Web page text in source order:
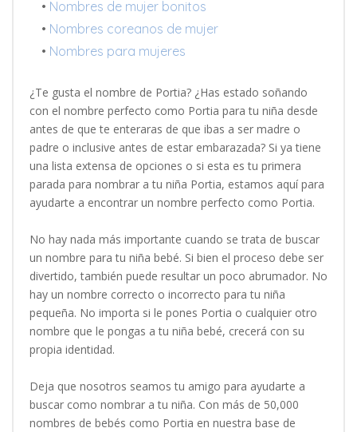
• Nombres de mujer bonitos
• Nombres coreanos de mujer
• Nombres para mujeres
¿Te gusta el nombre de Portia? ¿Has estado soñando
con el nombre perfecto como Portia para tu niña desde
antes de que te enteraras de que ibas a ser madre o
padre o inclusive antes de estar embarazada? Si ya tiene
una lista extensa de opciones o si esta es tu primera
parada para nombrar a tu niña Portia, estamos aquí para
ayudarte a encontrar un nombre perfecto como Portia.
No hay nada más importante cuando se trata de buscar
un nombre para tu niña bebé. Si bien el proceso debe ser
divertido, también puede resultar un poco abrumador. No
hay un nombre correcto o incorrecto para tu niña
pequeña. No importa si le pones Portia o cualquier otro
nombre que le pongas a tu niña bebé, crecerá con su
propia identidad.
Deja que nosotros seamos tu amigo para ayudarte a
buscar como nombrar a tu niña. Con más de 50,000
nombres de bebés como Portia en nuestra base de